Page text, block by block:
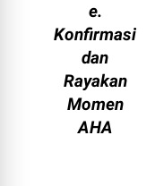
e.
Konfirmasi
dan
Rayakan
Momen
AHA